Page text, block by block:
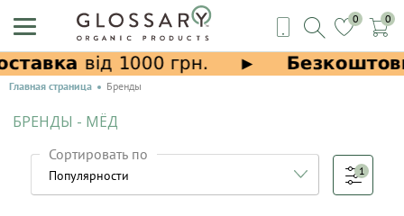
0 0
Главная страница Бренды
БРЕНДЫ - МЁД
Сортировать по
1